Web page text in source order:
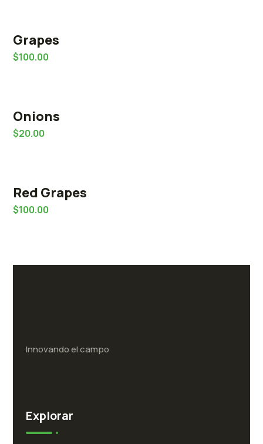
Grapes
$100.00
Onions
$20.00
Red Grapes
$100.00
Innovando el campo
Explorar